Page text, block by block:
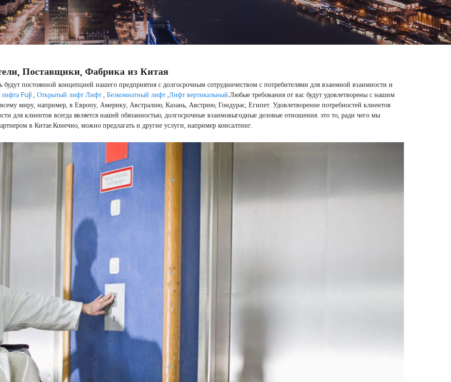
Поставщики, Фабрика из Китая
постоянной концепцией нашего предприятия с долгосрочным сотрудничеством с потребителями для взаимной взаимности и
Fuji, Открытый лифт Лифт, Безкомнатный лифт,Лифт вертикальный.Любые требования от вас будут удовлетворены с нашим
миру, например, в Европу, Америку, Австралию, Казань, Австрию, Гондурас, Египет. Удовлетворение потребностей клиентов
для клиентов всегда является нашей обязанностью, долгосрочные взаимовыгодные деловые отношения. это то, ради чего мы
в Китае.Конечно, можно предлагать и другие услуги, например консалтинг.